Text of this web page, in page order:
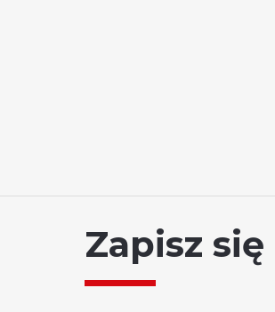
Zapisz się